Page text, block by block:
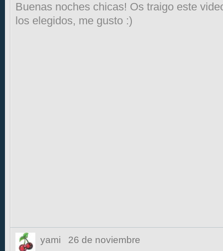
Buenas noches chicas! Os traigo este
los elegidos, me gusto :)
yami 26 de noviembre